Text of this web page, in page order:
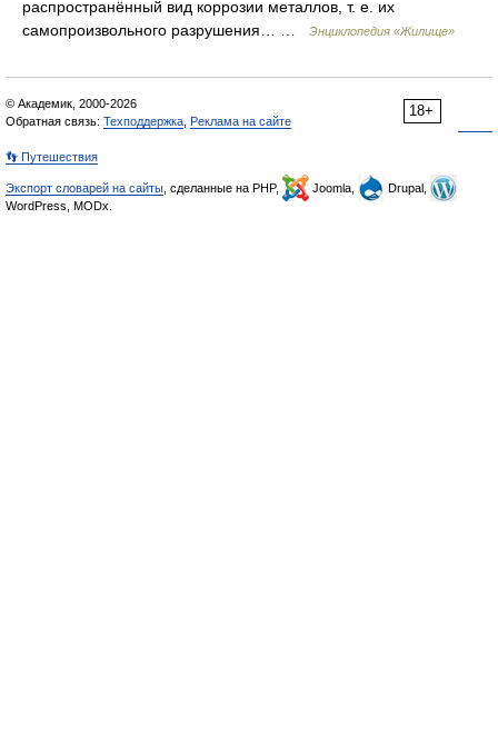
распространённый вид коррозии металлов, т. е. их
самопроизвольного разрушения… …
Энциклопедия «Жилище»
18+
© Академик, 2000-2026
Обратная связь: Техподдержка Реклама на сайте
👣 Путешествия
Экспорт словарей на сайты , сделанные на PHP, Joomla,
Drupal,
WordPress, MODx.